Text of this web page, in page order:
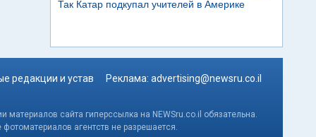
редакции и устав Реклама: advertising@newsru.co.il
сайта гиперссылка на NEWSru.co.il обязательна.
агентств не разрешается.